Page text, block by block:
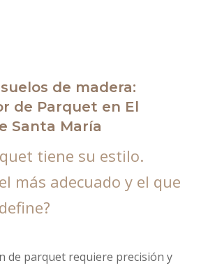
de madera:
de Parquet en El
Santa María
tiene su estilo.
más adecuado y el que
de parquet requiere precisión y